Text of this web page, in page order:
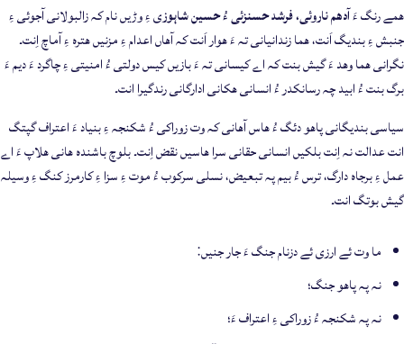
ھمے رنگ ءَآدھم ناروئی، فرشد حسنزئی ءُ حسین شاہوزی ءِ وڑیں نام کہ زالبولانی آجوئی ءِ
جنبش ءِ بندیگ اَنت، ھما زندانیانی تہ ءَ ھوار اَنت کہ آھاں اعدام ءِ مزنیں ھترہ ءِ آماچ اِنت۔
نگرانی ھما وھد ءَ گیش بنت کہ اے کیسانی تہ ءَ بازیں کیس دولتی ءُ امنیتی ءِ چاگرد ءَ دیم ءَ
برگ بنت ءُ ابید چہ رسانکدر ءُ انسانی ھکانی ادارگانی رندگیرا انت۔
سیاسی بندیگانی پاھو دئگ ءُ ھاس آھانی کہ وت زوراکی ءُ شکنجہ ءِ بنیاد ءَ اعتراف گپتگ
انت عدالت نہ اِنت بلکیں انسانی حقانی سرا ھاسیں نقض اِنت۔ بلوچ باشندہ ھانی ھلاپ ءَ اے
عمل ءِ برجاہ دارگ، ترس ءُ بیم پہ تبعیض، نسلی سرکوب ءُ موت ءِ سزا ءِ کارمرز کنگ ءِ وسیلہ
گیش بوتگ انت۔
ما وت ئے ارزی ئے دزنام جنگ ءَ جار جنیں:
نہ پہ پاھو جنگ؛
نہ پہ شکنجہ ءُ زوراکی ءِ اعتراف ءَ؛